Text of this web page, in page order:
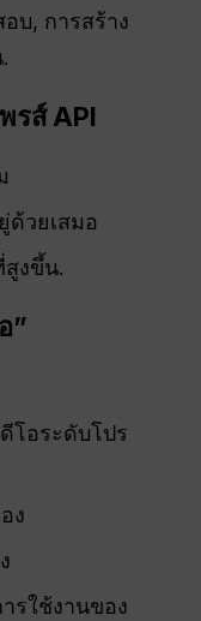
บ, การสร้าง
รส์API
ด้วยเสมอ
งขึ้น.
”
โอระดับโปร
ง
รใช้งานของ